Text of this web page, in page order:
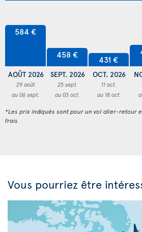
584 €
AOÛT 2026
29 août
au 06 sept.
458 €
SEPT. 2026
25 sept.
au 03 oct.
431 €
OCT. 2026
11 oct.
au 18 oct.
*Les prix indiqués sont pour un vol aller-retour
frais
Vous pourriez être